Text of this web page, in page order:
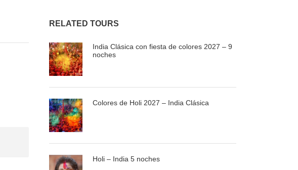
RELATED TOURS
India Clásica con fiesta de colores 2027 – 9
noches
Colores de Holi 2027 – India Clásica
Holi – India 5 noches